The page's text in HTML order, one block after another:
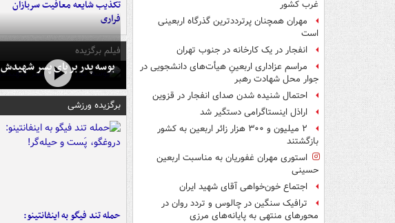
غرب کشور
مهران همچنان پرترددترین گذرگاه اربعینی
است
انفجار در یک کارخانه در جنوب تهران
مراسم عزاداری اربعینِ هیأت‌های دانشجویی در
جوار محل شهادت رهبر
احتمال شنیده شدن صدای انفجار در قزوین
اراذل اینستاگرامی دستگیر شد
۲ میلیون و ۳۰۰ هزار زائر اربعین به کشور
بازگشتند
استوری مهران غفوریان به مناسبت اربعین
حسینی
اجتماع خون‌خواهی آقای شهید ایران
ترافیک سنگین در چالوس و تردد روان در
محورهای منتهی به پایانه‌های مرزی
تکذیب شایعه معافیت سربازان
فراری
فیلم برگزیده
بوسه‌ پدر بر پای پسر شهیدش
برگزیده ورزشی
حمله تند فیگو به اینفانتینو: